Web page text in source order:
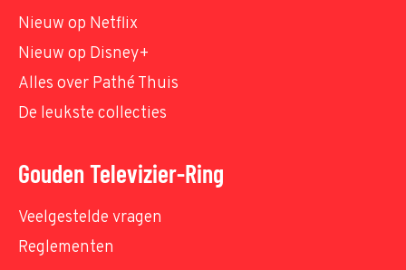
Nieuw op Netflix
Nieuw op Disney+
Alles over Pathé Thuis
De leukste collecties
Gouden Televizier-Ring
Veelgestelde vragen
Reglementen